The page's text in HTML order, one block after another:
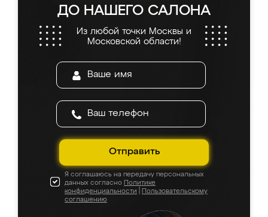
ДО НАШЕГО САЛОНА
Из любой точки Москвы и
Московской области!
Отправить
Я соглашаюсь на передачу персональных
данных согласно Политике
конфиденциальности
Пользовательскому
соглашению